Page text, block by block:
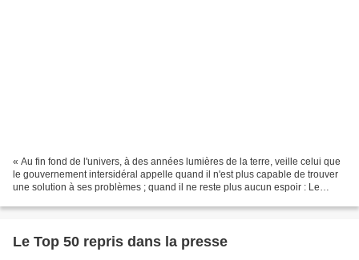
« Au fin fond de l'univers, à des années lumières de la terre, veille celui que
le gouvernement intersidéral appelle quand il n'est plus capable de trouver
une solution à ses problèmes ; quand il ne reste plus aucun espoir : Le
Le Top 50 repris dans la presse